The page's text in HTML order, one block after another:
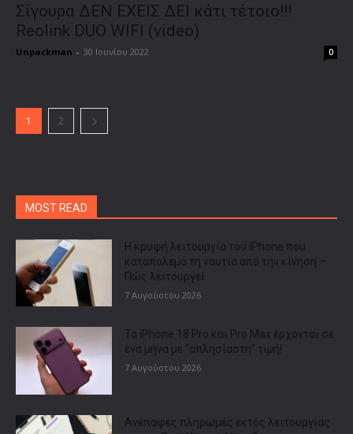
Σίγουρα ΔΕΝ ΕΧΕΙΣ ΔΕΙ κάτι τέτοιο!!!
Reolink DUO WIFI (video)
Unpackman - 30 Ιουνίου 2022 0
1 2
MOST READ
Η κρυφή λειτουργία του iPhone που
καταπολεμά τη ναυτία από την κίνηση –
Πώς λειτουργεί
7 Αυγούστου 2026
Τα iPhone 18 Pro και Pro Max έρχονται σε
ένα μήνα με “απλησίαστη” τιμή!
7 Αυγούστου 2026
Ανέπαφες πληρωμές εκτός λειτουργίας